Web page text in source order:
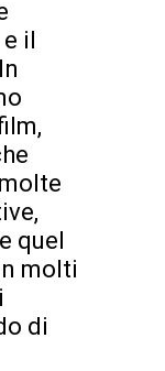
il
quel
molti
di